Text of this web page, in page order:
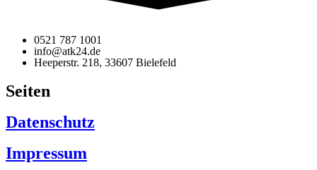
0521 787 1001
info@atk24.de
Heeperstr. 218, 33607 Bielefeld
Seiten
Datenschutz
Impressum